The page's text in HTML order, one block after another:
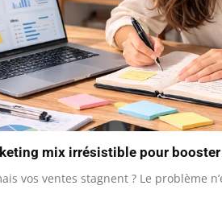
mix irrésistible pour
vos ventes stagnent ? Le problème